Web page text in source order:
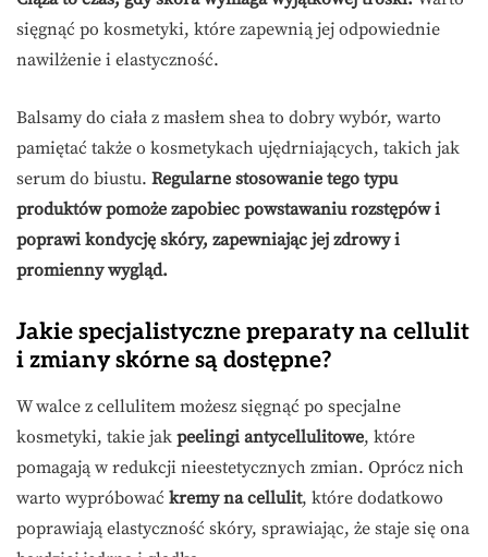
sięgnąć po kosmetyki, które zapewnią jej odpowiednie
nawilżenie i elastyczność.
Balsamy do ciała z masłem shea to dobry wybór, warto
pamiętać także o kosmetykach ujędrniających, takich jak
serum do biustu. Regularne stosowanie tego typu
produktów pomoże zapobiec powstawaniu rozstępów i
poprawi kondycję skóry, zapewniając jej zdrowy i
promienny wygląd.
Jakie specjalistyczne preparaty na cellulit
i zmiany skórne są dostępne?
W walce z cellulitem możesz sięgnąć po specjalne
kosmetyki, takie jak peelingi antycellulitowe, które
pomagają w redukcji nieestetycznych zmian. Oprócz nich
warto wypróbować kremy na cellulit, które dodatkowo
poprawiają elastyczność skóry, sprawiając, że staje się ona